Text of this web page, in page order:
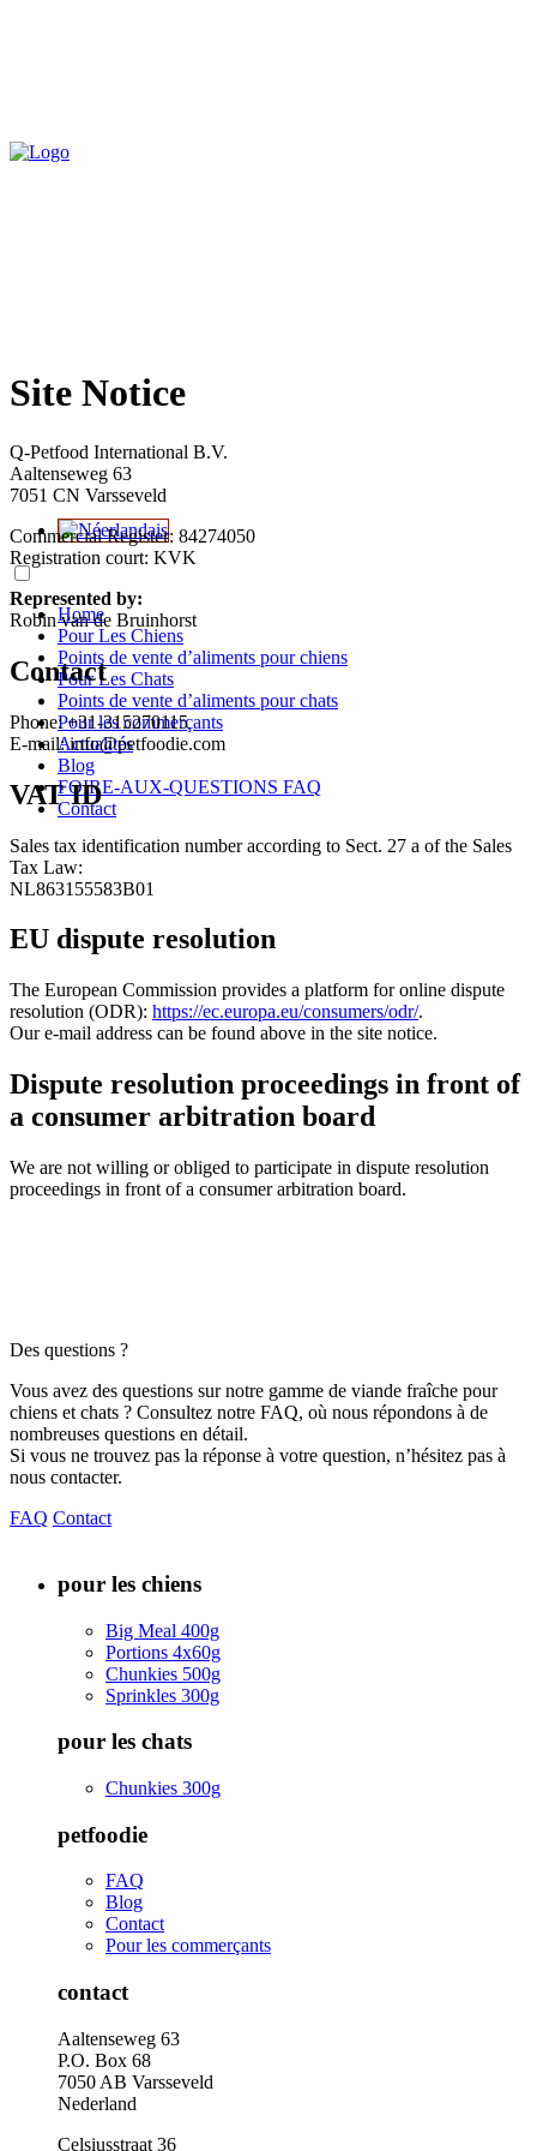
Home
Pour Les Chiens
Points de vente d’aliments pour chiens
Pour Les Chats
Points de vente d’aliments pour chats
Pour les commerçants
Actualités
Blog
FOIRE-AUX-QUESTIONS FAQ
Contact
Site Notice
Q-Petfood International B.V.
Aaltenseweg 63
7051 CN Varsseveld
Commercial Register: 84274050
Registration court: KVK
Represented by:
Robin van de Bruinhorst
Contact
Phone: +31-315270115
E-mail: info@petfoodie.com
VAT ID
Sales tax identification number according to Sect. 27 a of the Sales
Tax Law:
NL863155583B01
EU dispute resolution
The European Commission provides a platform for online dispute
resolution (ODR): https://ec.europa.eu/consumers/odr/.
Our e-mail address can be found above in the site notice.
Dispute resolution proceedings in front of
a consumer arbitration board
We are not willing or obliged to participate in dispute resolution
proceedings in front of a consumer arbitration board.
Des questions ?
Vous avez des questions sur notre gamme de viande fraîche pour
chiens et chats ? Consultez notre FAQ, où nous répondons à de
nombreuses questions en détail.
Si vous ne trouvez pas la réponse à votre question, n’hésitez pas à
nous contacter.
FAQ Contact
pour les chiens
Big Meal 400g
Portions 4x60g
Chunkies 500g
Sprinkles 300g
pour les chats
Chunkies 300g
petfoodie
FAQ
Blog
Contact
Pour les commerçants
contact
Aaltenseweg 63
P.O. Box 68
7050 AB Varsseveld
Nederland
Celsiusstraat 36